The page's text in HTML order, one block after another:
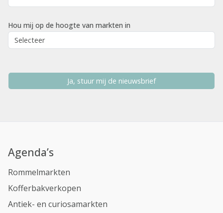
Hou mij op de hoogte van markten in
Ja, stuur mij de nieuwsbrief
Agenda’s
Rommelmarkten
Kofferbakverkopen
Antiek- en curiosamarkten